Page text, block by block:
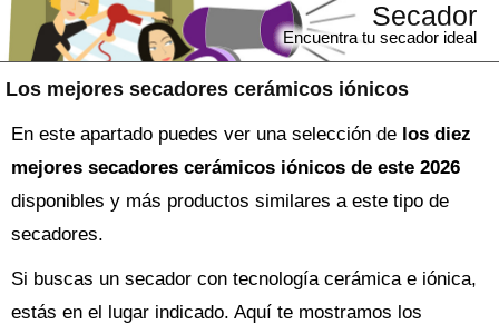
Los mejores secadores cerámicos iónicos
Secador
Encuentra tu secador ideal
En este apartado puedes ver una selección de los diez
mejores secadores cerámicos iónicos de este 2026
disponibles y más productos similares a este tipo de
secadores.
Si buscas un secador con tecnología cerámica e iónica,
estás en el lugar indicado. Aquí te mostramos los